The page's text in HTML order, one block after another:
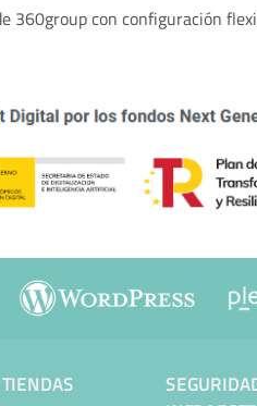
360group con configuración